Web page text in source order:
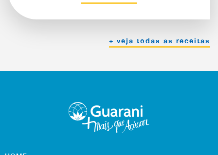
+ veja todas as receitas